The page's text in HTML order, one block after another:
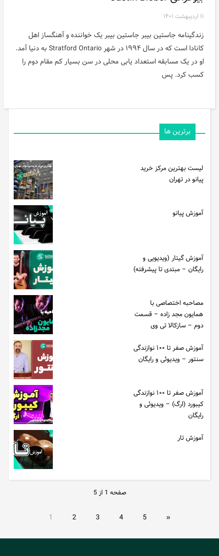
۱۱ اردیبهشت ۱۴۰۱
زندگینامه جاستین بیبر جاستین بیبر یک خواننده و آهنگساز اهل
کانادا است که در سال ۱۹۹۴ در شهر Stratford Ontario به دنیا آمد.
او در یک مسابقه استعداد یابی محلی در سن بسیار کم مقام دوم را
کسب کرد. پس
برترین ها
لیست بهترین مرکز خرید
پیانو در تهران
آموزش پیانو
آموزش گیتار (ویدیویی و
رایگان – مبتدی تا پیشرفته)
مصاحبه اختصاصی با
همایون مجد زاده – قسمت
دوم – سازکالا تی وی
آموزش صفر تا ۱۰۰ نوازندگی
سنتور – ویدیوئی و رایگان
آموزش صفر تا ۱۰۰ نوازندگی
کیبورد (ارگ) – ویدیوئی و
رایگان
آموزش تار
صفحه 1 از 5
1 2 3 4 5 »